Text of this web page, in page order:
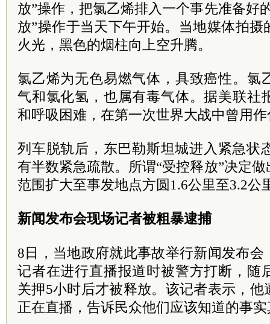
放”操作，把氯乙烯排入一个事先准备好
放”操作于当天下午开始。当地媒体拍
火光，黑色的烟柱向上空升腾。
氯乙烯为无色易燃气体，具致癌性。氯
气和氯化氢，也属有毒气体。据美联社
和呼吸困难，在第一次世界大战中曾用
列车脱轨后，东巴勒斯坦城进入紧急状
有半数紧急疏散。所谓“受控释放”决定
范围扩大至事发地点方圆1.6公里至3.2公
新闻发布会现场记者被粗暴逮捕
8日，当地政府就此事故举行新闻发布
记者在进行直播报道时被警方打断，随
关押5小时后才被释放。该记者表示，
正在直播，告诉民众他们应该知道的事实